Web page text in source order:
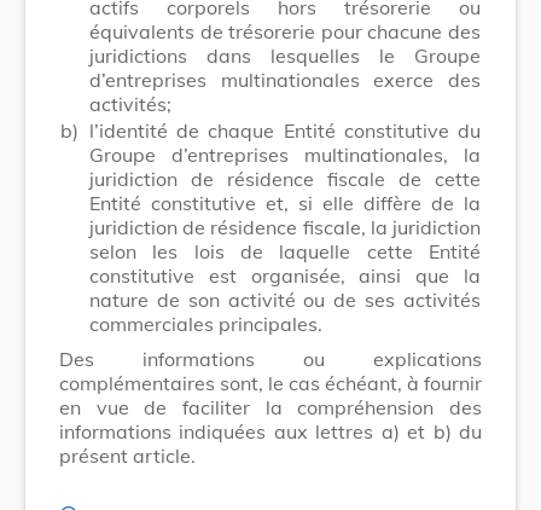
actifs corporels hors trésorerie ou
équivalents de trésorerie pour chacune des
juridictions dans lesquelles le Groupe
d’entreprises multinationales exerce des
activités;
b) l’identité de chaque Entité constitutive du
Groupe d’entreprises multinationales, la
juridiction de résidence fiscale de cette
Entité constitutive et, si elle diffère de la
juridiction de résidence fiscale, la juridiction
selon les lois de laquelle cette Entité
constitutive est organisée, ainsi que la
nature de son activité ou de ses activités
commerciales principales.
Des informations ou explications
complémentaires sont, le cas échéant, à fournir
en vue de faciliter la compréhension des
informations indiquées aux lettres a) et b) du
présent article.